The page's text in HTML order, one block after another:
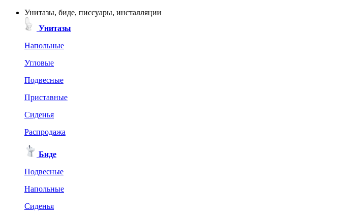
Унитазы, биде, писсуары, инсталляции
Унитазы
Напольные
Угловые
Подвесные
Приставные
Сиденья
Распродажа
Биде
Подвесные
Напольные
Сиденья